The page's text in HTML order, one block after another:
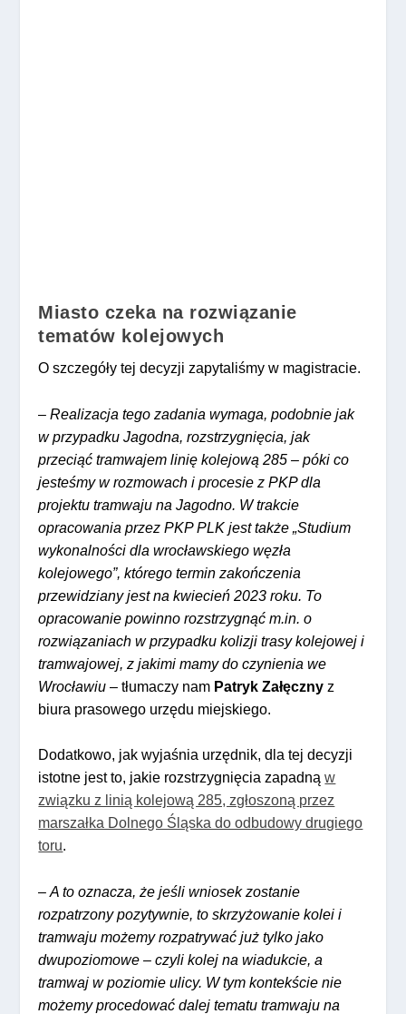
Miasto czeka na rozwiązanie
tematów kolejowych
O szczegóły tej decyzji zapytaliśmy w magistracie.
–Realizacja tego zadania wymaga, podobnie jak
w przypadku Jagodna, rozstrzygnięcia, jak
przeciąć tramwajem linię kolejową 285 – póki co
jesteśmy w rozmowach i procesie z PKP dla
projektu tramwaju na Jagodno. W trakcie
opracowania przez PKP PLK jest także „Studium
wykonalności dla wrocławskiego węzła
kolejowego”, którego termin zakończenia
przewidziany jest na kwiecień 2023 roku. To
opracowanie powinno rozstrzygnąć m.in. o
rozwiązaniach w przypadku kolizji trasy kolejowej i
tramwajowej, z jakimi mamy do czynienia we
Wrocławiu – tłumaczy nam Patryk Załęczny z
biura prasowego urzędu miejskiego.
Dodatkowo, jak wyjaśnia urzędnik, dla tej decyzji
istotne jest to, jakie rozstrzygnięcia zapadnąw
związku z linią kolejową 285, zgłoszoną przez
marszałka Dolnego Śląska do odbudowy drugiego
toru.
–A to oznacza, że jeśli wniosek zostanie
rozpatrzony pozytywnie, to skrzyżowanie kolei i
tramwaju możemy rozpatrywać już tylko jako
dwupoziomowe – czyli kolej na wiadukcie, a
tramwaj w poziomie ulicy. W tym kontekście nie
możemy procedować dalej tematu tramwaju na